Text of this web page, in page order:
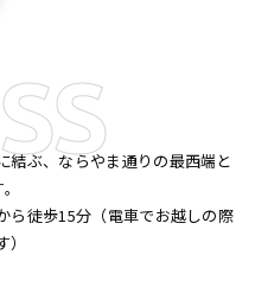
結ぶ、ならやま通りの最西端と
ら徒歩15分（電車でお越しの際